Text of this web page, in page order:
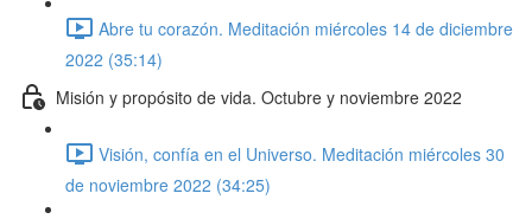
Abre tu corazón. Meditación miércoles 14 de diciembre
2022 (35:14)
Misión y propósito de vida. Octubre y noviembre 2022
Visión, confía en el Universo. Meditación miércoles 30
de noviembre 2022 (34:25)